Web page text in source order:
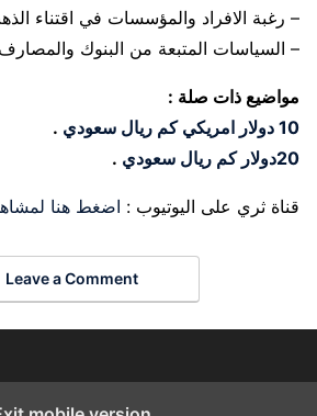
– رغبة الافراد والمؤسسات في اقتناء
– السياسات المتبعة من البنوك
مواضيع ذات صلة :
10 دولار امريكي كم ريال سعودي
.
20دولار كم ريال سعودي
.
قناة ثري على اليوتيوب : اضغط هنا
Leave a Comment